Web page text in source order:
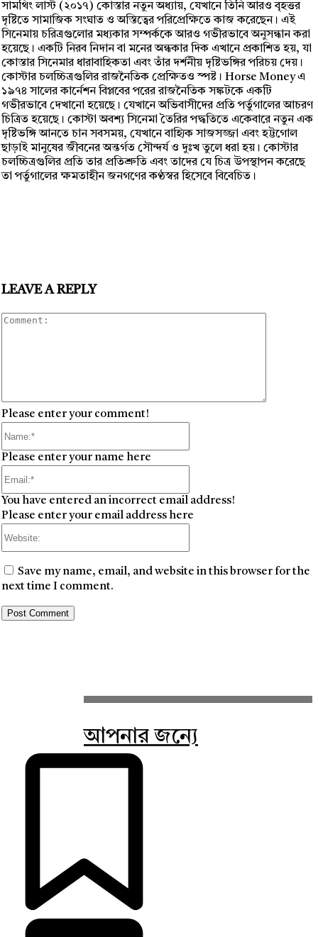
সামথিং লাস্ট (২০১৭) কোস্তার নতুন অধ্যায়, যেখানে তিনি আরও বৃহত্তর
দৃষ্টিতে সামাজিক সংঘাত ও অস্তিত্বের পরিপ্রেক্ষিতে কাজ করেছেন। এই
সিনেমায় চরিত্রগুলোর মধ্যকার সম্পর্ককে আরও গভীরভাবে অনুসন্ধান করা
হয়েছে। একটি নিরব নিদান বা মনের অন্ধকার দিক এখানে প্রকাশিত হয়, যা
কোস্তার সিনেমার ধারাবাহিকতা এবং তাঁর দর্শনীয় দৃষ্টিভঙ্গির পরিচয় দেয়।
কোস্টার চলচ্চিত্রগুলির রাজনৈতিক প্রেক্ষিতও স্পষ্ট। Horse Money এ
১৯৭৪ সালের কার্নেশন বিপ্লবের পরের রাজনৈতিক সঙ্কটকে একটি
গভীরভাবে দেখানো হয়েছে। যেখানে অভিবাসীদের প্রতি পর্তুগালের আচরণ
চিত্রিত হয়েছে। কোস্টা অবশ্য সিনেমা তৈরির পদ্ধতিতে একেবারে নতুন এক
দৃষ্টিভঙ্গি আনতে চান সবসময়, যেখানে বাহ্যিক সাজসজ্জা এবং হট্টগোল
ছাড়াই মানুষের জীবনের অন্তর্গত সৌন্দর্য ও দুঃখ তুলে ধরা হয়। কোস্টার
চলচ্চিত্রগুলির প্রতি তার প্রতিশ্রুতি এবং তাদের যে চিত্র উপস্থাপন করেছে
তা পর্তুগালের ক্ষমতাহীন জনগণের কণ্ঠস্বর হিসেবে বিবেচিত।
LEAVE A REPLY
Please enter your comment!
Please enter your name here
You have entered an incorrect email address!
Please enter your email address here
Save my name, email, and website in this browser for the
next time I comment.
আপনার জন্যে